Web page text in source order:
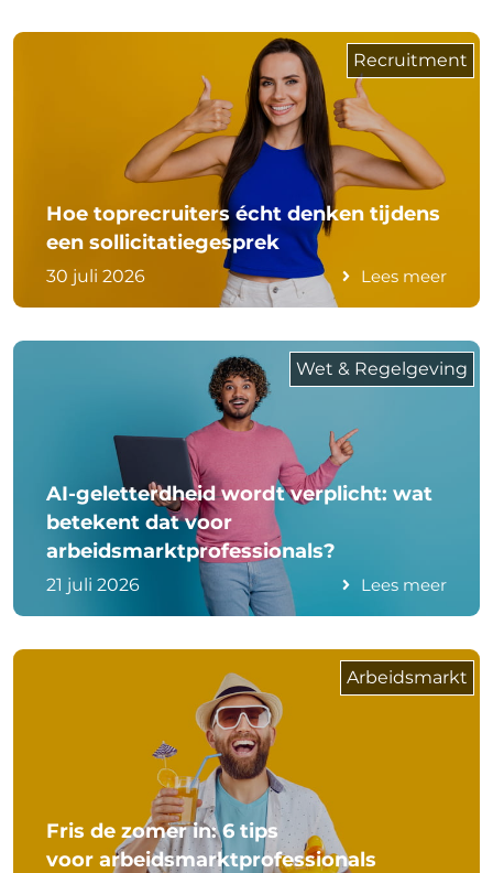
Recruitment
Hoe toprecruiters écht denken tijdens
een sollicitatiegesprek
30 juli 2026 Lees meer
Wet & Regelgeving
AI-geletterdheid wordt verplicht: wat
betekent dat voor
arbeidsmarktprofessionals?
21 juli 2026 Lees meer
Arbeidsmarkt
Fris de zomer in: 6 tips
voor arbeidsmarktprofessionals